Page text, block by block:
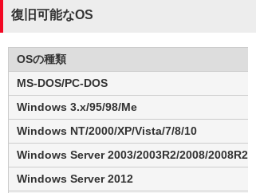
復旧可能なOS
OSの種類
MS-DOS/PC-DOS
Windows 3.x/95/98/Me
Windows NT/2000/XP/Vista/7/8/10
Windows Server 2003/2003R2/2008/2008R2
Windows Server 2012